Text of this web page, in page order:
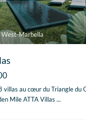
West-Marbella
villas au cœur du Triangle du
Mile ATTA Villas...